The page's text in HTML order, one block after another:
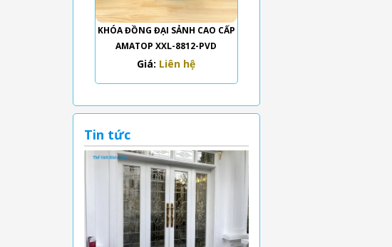
KHÓA ĐỒNG ĐẠI SẢNH CAO CẤP
AMATOP XXL-8812-PVD
Giá: Liên hệ
Tin tức